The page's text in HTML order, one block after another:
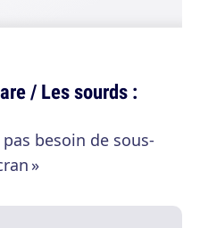
/ Les sourds :
besoin de sous-
»